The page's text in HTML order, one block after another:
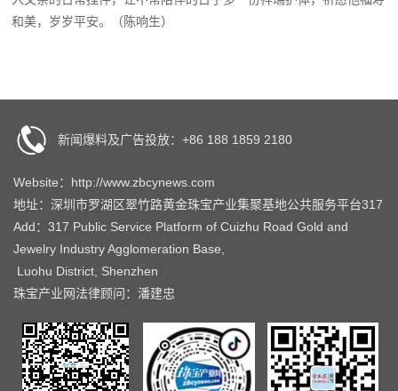
和美，岁岁平安。（陈响生）
新闻爆料及广告投放：+86 188 1859 2180
Website：http://www.zbcynews.com
地址：深圳市罗湖区翠竹路黄金珠宝产业集聚基地公共服务平台317
Add：317 Public Service Platform of Cuizhu Road Gold and
Jewelry Industry Agglomeration Base,
Luohu District, Shenzhen
珠宝产业网法律顾问：潘建忠